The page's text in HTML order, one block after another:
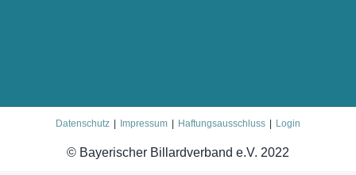
Datenschutz Impressum Haftungsausschluss Login
© Bayerischer Billardverband e.V. 2022